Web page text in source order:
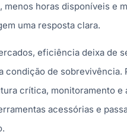
menos horas disponíveis e
uma resposta clara.
eficiência deixa de
condição de sobrevivência.
crítica, monitoramento e
acessórias e